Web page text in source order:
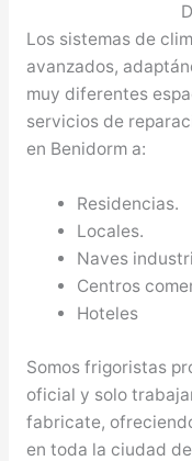
Los sistemas de
avanzados,
muy diferentes
servicios de
en Benidorm a:
Residencias.
Locales.
Naves
Centros
Hoteles
Somos frigoristas
oficial y solo
fabricate,
en toda la ciudad